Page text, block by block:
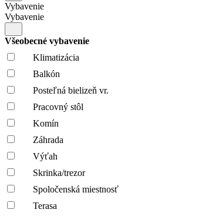
Vybavenie
Vybavenie
Všeobecné vybavenie
Klimatizácia
Balkón
Posteľná bielizeň vr.
Pracovný stôl
Komín
Záhrada
Výťah
Skrinka/trezor
Spoločenská miestnosť
Terasa